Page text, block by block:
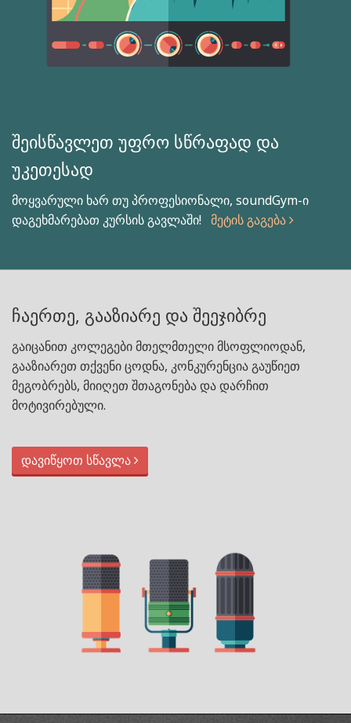
შეისწავლეთ უფრო სწრაფად და
უკეთესად
მოყვარული ხარ თუ პროფესიონალი, soundGym-ი
დაგეხმარებათ კურსის გავლაში! მეტის გაგება
ჩაერთე, გააზიარე და შეეჯიბრე
გაიცანით კოლეგები მთელმთელი მსოფლიოდან,
გააზიარეთ თქვენი ცოდნა, კონკურენცია გაუწიეთ
მეგობრებს, მიიღეთ შთაგონება და დარჩით
მოტივირებული.
დავიწყოთ სწავლა